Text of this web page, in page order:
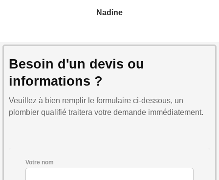
Nadine
Besoin d'un devis ou
informations ?
Veuillez à bien remplir le formulaire ci-dessous, un
plombier qualifié traitera votre demande immédiatement.
Votre nom